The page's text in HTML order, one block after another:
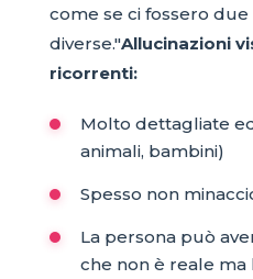
come se ci fossero
diverse."Allucinazioni
ricorrenti:
Molto dettagliate
animali, bambini)
Spesso non
La persona può
che non è reale ma